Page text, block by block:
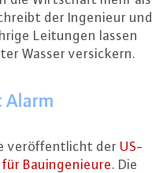
der Ingenieur und
Leitungen lassen
Wasser ver­si­ckern.
Alarm
ver­öf­fent­licht der US-
Bau­in­ge­nieu­re. Die